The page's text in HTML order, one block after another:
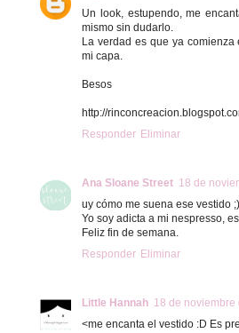
Un look, estupendo, me
mismo sin dudarlo.
La verdad es que ya
mi capa.
Besos
http://
Responder Eliminar
Ana Sloane Street 18 de
uy cómo me suena ese vestido
Yo soy adicta a mi nespresso,
Feliz fin de semana.
Responder Eliminar
Little Hannah 18 de noviembre
<me encanta el vestido :D Es